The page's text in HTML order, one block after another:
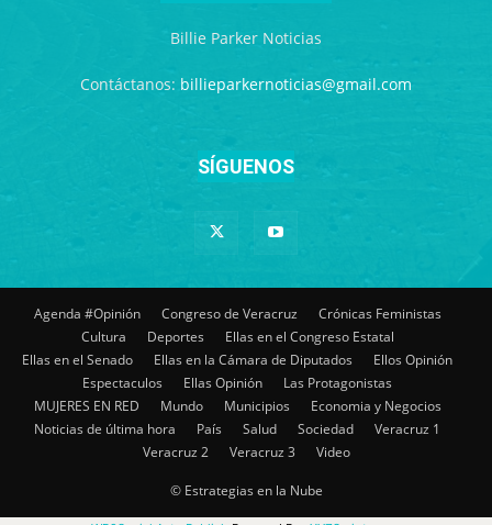
Billie Parker Noticias
Contáctanos: billieparkernoticias@gmail.com
SÍGUENOS
Agenda #Opinión Congreso de Veracruz
Crónicas Feministas
Cultura
Deportes
Ellas en el Congreso Estatal
Ellas en el Senado
Ellas en la Cámara de Diputados
Ellos Opinión
Espectaculos
Ellas Opinión
Las Protagonistas
MUJERES EN RED
Mundo Municipios
Economia y Negocios
Noticias de última hora
País Salud Sociedad
Veracruz 1
Veracruz 2
Veracruz 3 Video
© Estrategias en la Nube